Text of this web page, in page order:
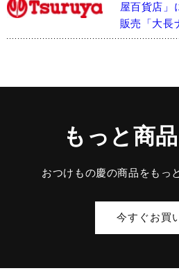
屋百貨店」
販売「大長
もっと商
おつけもの慶の商品をもっ
今すぐお買